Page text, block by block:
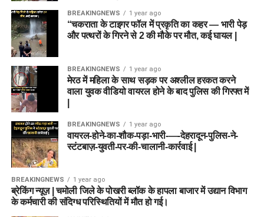
BREAKINGNEWS 1 year ago
“चकराता के टाइगर फॉल में प्रकृति का कहर — भारी पेड़
और पत्थरों के गिरने से 2 की मौके पर मौत, कई घायल |
BREAKINGNEWS 1 year ago
मेरठ में महिला के साथ सड़क पर अश्लील हरकत करने
वाला युवक वीडियो वायरल होने के बाद पुलिस की गिरफ्त में
BREAKINGNEWS 1 year ago
वायरल-होने-का-शौक-पड़ा-भारी-—-देहरादून-पुलिस-ने-
स्टंटबाज़-युवती-पर-की-चालानी-कार्रवाई |
BREAKINGNEWS 1 year ago
ब्रेकिंग न्यूज़ | चमोली जिले के पोखरी ब्लॉक के हापला बाजार में उद्यान विभाग
के कर्मचारी की संदिग्ध परिस्थितियों में मौत हो गई।